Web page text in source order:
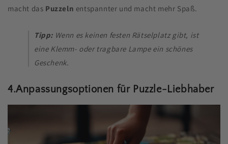
macht das Puzzeln entspannter und macht mehr Spaß.
Tipp: Wenn es keinen festen Rätselplatz gibt, ist
eine Klemm- oder tragbare Lampe ein schönes
Geschenk.
4.Anpassungsoptionen für Puzzle-Liebhaber